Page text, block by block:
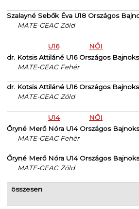
Szalayné Sebők Éva U18 Országos
MATE-GEAC Zöld
U16
NŐI
dr. Kotsis Attiláné U16 Országos
MATE-GEAC Fehér
dr. Kotsis Attiláné U16 Országos
MATE-GEAC Zöld
U14
NŐI
Őryné Merő Nóra U14 Országos
MATE-GEAC Fehér
Őryné Merő Nóra U14 Országos
MATE-GEAC Zöld
összesen